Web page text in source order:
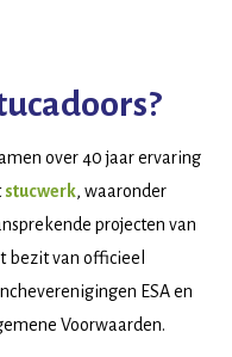
over 40 jaar ervaring
stucwerk, waaronder
projecten van
bezit van officieel
ESA en
Voorwaarden.